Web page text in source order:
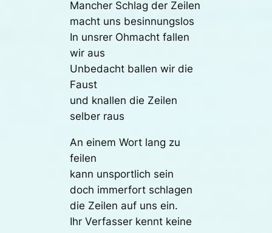
Mancher Schlag der Zeilen
macht uns besinnungslos
In unsrer Ohmacht fallen
wir aus
Unbedacht ballen wir die
Faust
und knallen die Zeilen
selber raus
An einem Wort lang zu
feilen
kann unsportlich sein
doch immerfort schlagen
die Zeilen auf uns ein.
Ihr Verfasser kennt keine